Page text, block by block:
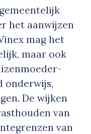
het aanwijzen
mag het
maar ook
onderwijs,
De wijken
van
van